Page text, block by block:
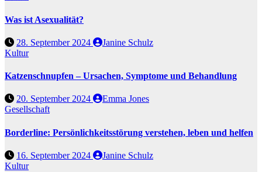
Was ist Asexualität?
28. September 2024
Janine Schulz
Kultur
Katzenschnupfen – Ursachen, Symptome und Behandlung
20. September 2024
Emma Jones
Gesellschaft
Borderline: Persönlichkeitsstörung verstehen, leben und helfen
16. September 2024
Janine Schulz
Kultur